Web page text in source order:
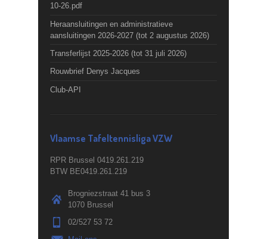
10-26.pdf
Heraansluitingen en administratieve
aansluitingen 2026-2027 (tot 2 augustus 2026)
Transferlijst 2025-2026 (tot 31 juli 2026)
Rouwbrief Denys Jacques
Club-API
Vlaamse Tafeltennisliga VZW
RPR Brussel 0419.261.219
BTW BE0419.261.219
Brogniezstraat 41 bus 3
1070 Brussel
02/527 53 72